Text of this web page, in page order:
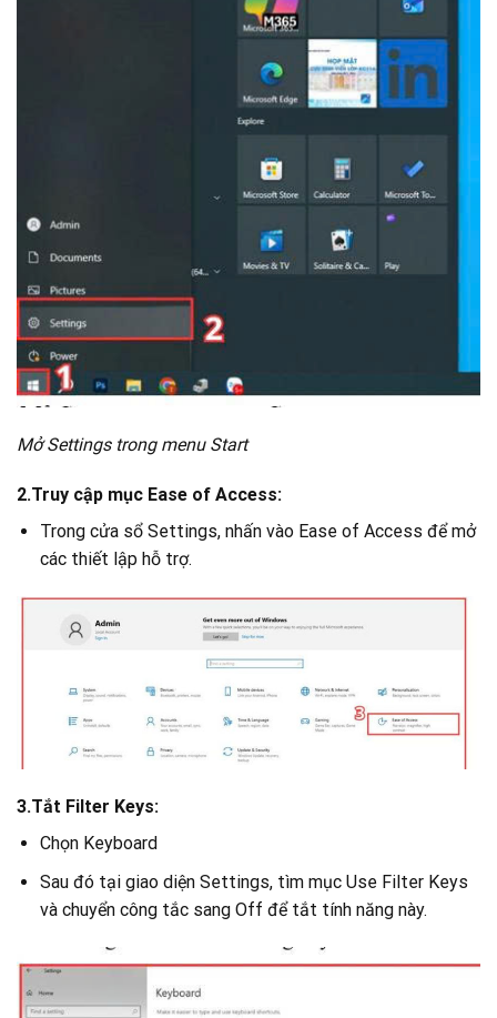
Mở Settings trong menu Start
2.Truy cập mục Ease of Access:
Trong cửa sổ Settings, nhấn vào Ease of Access để mở
các thiết lập hỗ trợ.
3.Tắt Filter Keys:
Chọn Keyboard
Sau đó tại giao diện Settings, tìm mục Use Filter Keys
và chuyển công tắc sang Off để tắt tính năng này.